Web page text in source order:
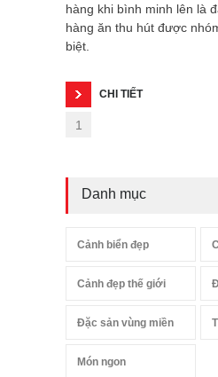
hàng khi bình minh lên là
hàng ăn thu hút được
biệt.
CHI TIẾT
1
Danh mục
Cảnh biển đẹp
Cảnh đẹp thế giới
Đặc sản vùng miền
Món ngon